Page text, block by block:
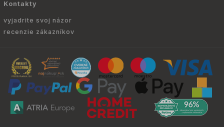
Kontakty
vyjadrite svoj názor
recenzie zákazníkov